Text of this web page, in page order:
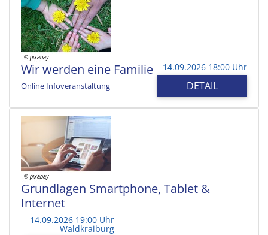
Wir werden eine Familie
Online Infoveranstaltung
14.09.2026 18:00 Uhr
DETAIL
Grundlagen Smartphone, Tablet &
Internet
14.09.2026 19:00 Uhr
Waldkraiburg